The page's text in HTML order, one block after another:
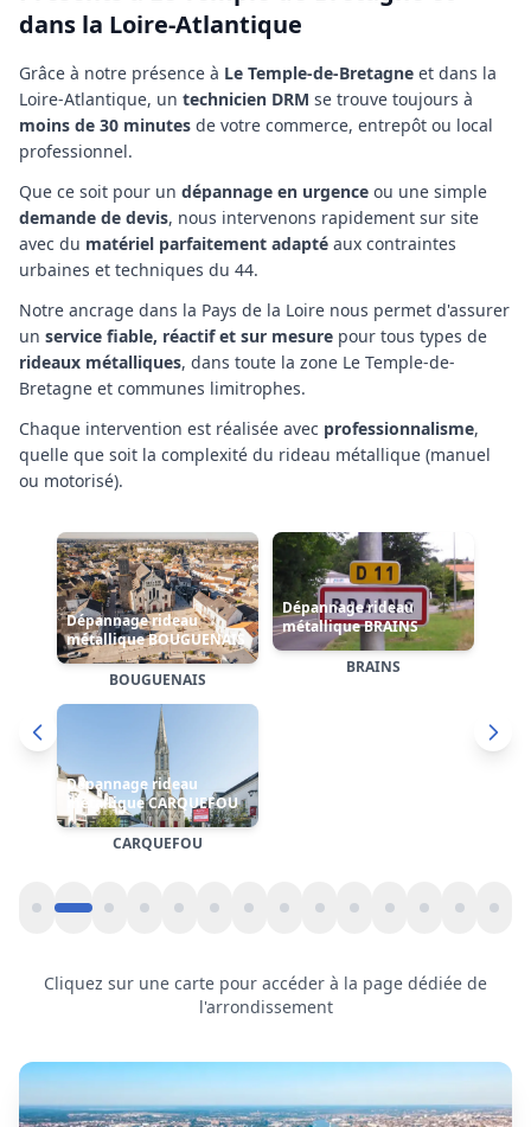
dans la Loire-Atlantique
Grâce à notre présence à Le Temple-de-Bretagne et dans la
Loire-Atlantique, un technicien DRM se trouve toujours à
moins de 30 minutes de votre commerce, entrepôt ou local
professionnel.
Que ce soit pour un dépannage en urgence ou une simple
demande de devis, nous intervenons rapidement sur site
avec du matériel parfaitement adapté aux contraintes
urbaines et techniques du 44.
Notre ancrage dans la Pays de la Loire nous permet d'assurer
un service fiable, réactif et sur mesure pour tous types de
rideaux métalliques, dans toute la zone Le Temple-de-
Bretagne et communes limitrophes.
Chaque intervention est réalisée avec professionnalisme,
quelle que soit la complexité du rideau métallique (manuel
ou motorisé).
Dépannage rideau
CLISSON
COUËRON
métallique DIVATTE-SUR-
LOIRE
DIVATTE-SUR-LOIRE
Cliquez sur une carte pour accéder à la page dédiée de